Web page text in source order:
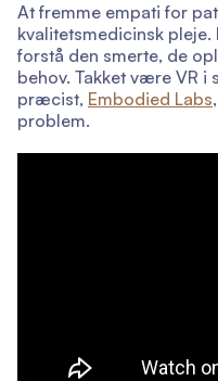
At fremme empati for
kvalitetsmedicinsk
forstå den smerte, de
behov. Takket være VR
præcist, Embodied Labs
problem.